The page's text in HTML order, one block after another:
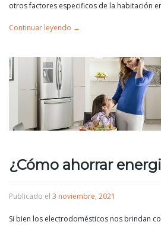
otros factores especificos de la habitación
Continuar leyendo →
¿Cómo ahorrar
Publicado el 3 noviembre, 2021
Si bien los electrodomésticos nos brindan